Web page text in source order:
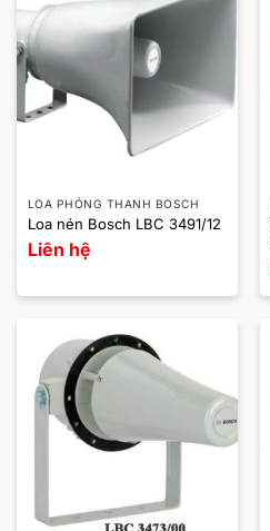
LOA PHÓNG THANH BOSCH
Loa nén Bosch LBC 3491/12
Liên hệ